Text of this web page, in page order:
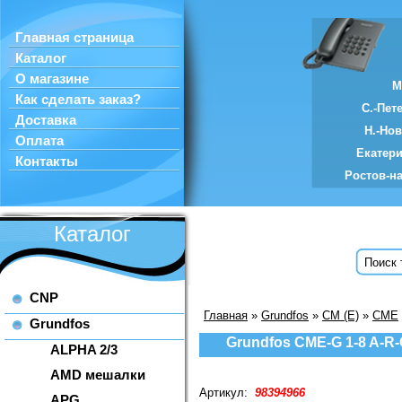
Главная страница
Каталог
О магазине
Как сделать заказ?
Доставка
Оплата
Контакты
С.-
Н.-
Ростов-
Каталог
CNP
Grundfos
ALPHA 2/3
AMD мешалки
Главная » Grundfos » CM (E) » CME
Grundfos CME-G 1-8 A-
Артикул: 98394966